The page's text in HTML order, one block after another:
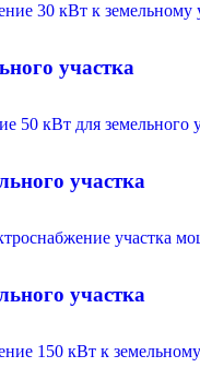
30 кВт к
участка
50 кВт для
участка
участка
участка
150 кВт к